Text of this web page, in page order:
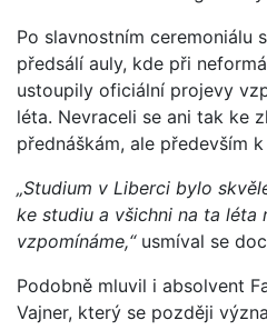
Po slavnostním ceremoniálu
předsálí auly, kde při
ustoupily oficiální projevy
léta. Nevraceli se ani tak ke
přednáškám, ale především
„Studium v Liberci bylo
ke studiu a všichni na ta léta
vzpomínáme,“usmíval se
Podobně mluvil i absolvent
Vajner, který se později